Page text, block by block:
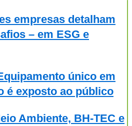
empresas detalham
– em ESG e
único em
é exposto ao público
Ambiente, BH-TEC e